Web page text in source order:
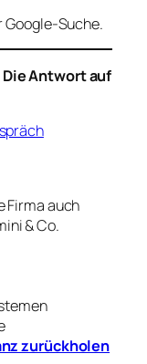
Google-Suche.
Die Antwort auf
Firma auch
& Co.
zurückholen